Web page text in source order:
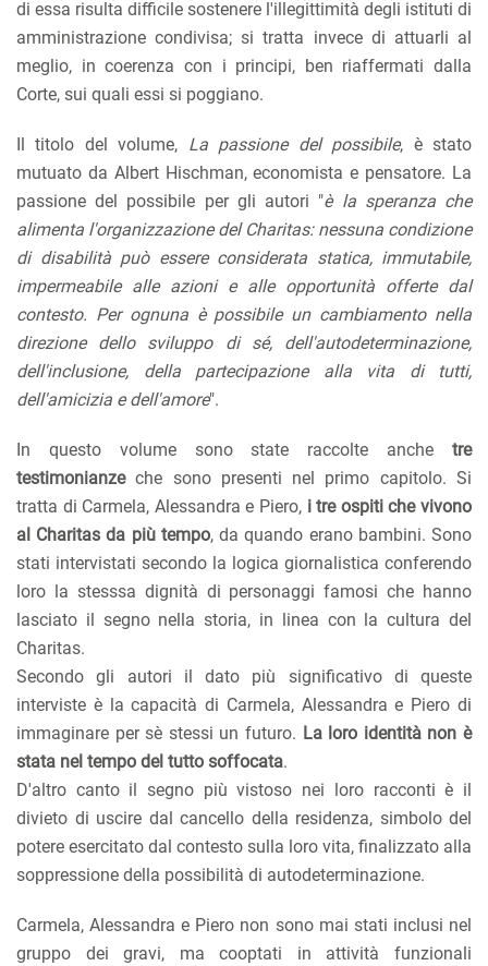
di essa risulta difficile sostenere l'illegittimità degli istituti di
amministrazione condivisa; si tratta invece di attuarli al
meglio, in coerenza con i principi, ben riaffermati dalla
Corte, sui quali essi si poggiano.
Il titolo del volume, La passione del possibile, è stato
mutuato da Albert Hischman, economista e pensatore. La
passione del possibile per gli autori "è la speranza che
alimenta l'organizzazione del Charitas: nessuna condizione
di disabilità può essere considerata statica, immutabile,
impermeabile alle azioni e alle opportunità offerte dal
contesto. Per ognuna è possibile un cambiamento nella
direzione dello sviluppo di sé, dell'autodeterminazione,
dell'inclusione, della partecipazione alla vita di tutti,
dell'amicizia e dell'amore".
In questo volume sono state raccolte anche tre
testimonianzeche sono presenti nel primo capitolo. Si
tratta di Carmela, Alessandra e Piero, i tre ospiti che vivono
al Charitas da più tempo, da quando erano bambini. Sono
stati intervistati secondo la logica giornalistica conferendo
loro la stesssa dignità di personaggi famosi che hanno
lasciato il segno nella storia, in linea con la cultura del
Charitas.
Secondo gli autori il dato più significativo di queste
interviste è la capacità di Carmela, Alessandra e Piero di
immaginare per sè stessi un futuro. La loro identità non è
stata nel tempo del tutto soffocata.
D'altro canto il segno più vistoso nei loro racconti è il
divieto di uscire dal cancello della residenza, simbolo del
potere esercitato dal contesto sulla loro vita, finalizzato alla
soppressione della possibilità di autodeterminazione.
Carmela, Alessandra e Piero non sono mai stati inclusi nel
gruppo dei gravi, ma cooptati in attività funzionali